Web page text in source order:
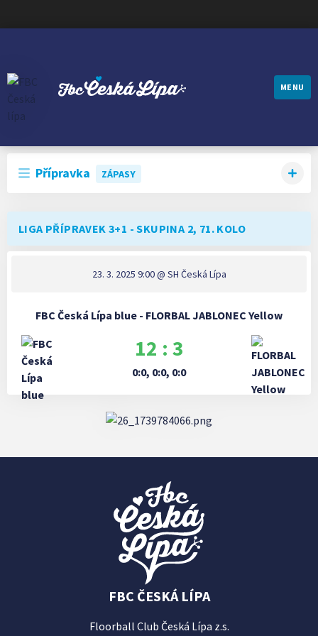
FBC ČESKÁ LÍPA
MENU
Přípravka ZÁPASY
LIGA PŘÍPRAVEK 3+1 - SKUPINA 2, 71. KOLO
23. 3. 2025 9:00@ SH Česká Lípa
FBC Česká Lípa blue - FLORBAL JABLONEC Yellow
12 : 3
0:0, 0:0, 0:0
FBC ČESKÁ LÍPA
Floorball Club Česká Lípa z.s.